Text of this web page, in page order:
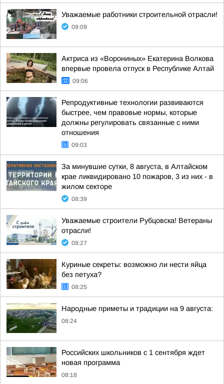
Уважаемые работники строительной отрасли!
09:09
Актриса из «Ворониных» Екатерина Волкова
впервые провела отпуск в Республике Алтай
09:06
Репродуктивные технологии развиваются
быстрее, чем правовые нормы, которые
должны регулировать связанные с ними
отношения
09:03
За минувшие сутки, 8 августа, в Алтайском
крае ликвидировано 10 пожаров, 3 из них - в
жилом секторе
08:39
Уважаемые строители Рубцовска! Ветераны
отрасли!
08:27
Куриные секреты: возможно ли нести яйца
без петуха?
08:25
Народные приметы и традиции на 9 августа:
08:24
Российских школьников с 1 сентября ждет
новая программа
08:18